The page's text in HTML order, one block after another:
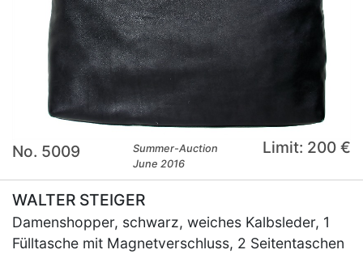
No. 5009
Summer-Auction
June 2016
Limit: 200 €
WALTER STEIGER
Damenshopper, schwarz, weiches Kalbsleder, 1
Fülltasche mit Magnetverschluss, 2 Seitentaschen